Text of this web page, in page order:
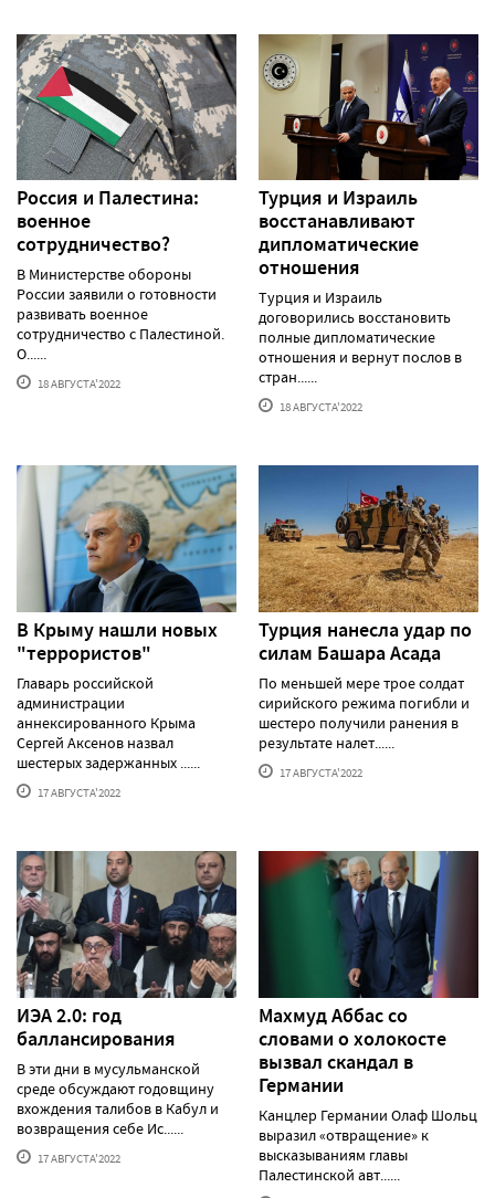
Россия и Палестина:
военное
сотрудничество?
В Министерстве обороны
России заявили о готовности
развивать военное
сотрудничество с Палестиной.
О......
18 АВГУСТА'2022
Турция и Израиль
восстанавливают
дипломатические
отношения
Турция и Израиль
договорились восстановить
полные дипломатические
отношения и вернут послов в
стран......
18 АВГУСТА'2022
В Крыму нашли новых
"террористов"
Главарь российской
администрации
аннексированного Крыма
Сергей Аксенов назвал
шестерых задержанных ......
17 АВГУСТА'2022
Турция нанесла удар по
силам Башара Асада
По меньшей мере трое солдат
сирийского режима погибли и
шестеро получили ранения в
результате налет......
17 АВГУСТА'2022
ИЭА 2.0: год
баллансирования
В эти дни в мусульманской
среде обсуждают годовщину
вхождения талибов в Кабул и
возвращения себе Ис......
17 АВГУСТА'2022
Махмуд Аббас со
словами о холокосте
вызвал скандал в
Германии
Канцлер Германии Олаф Шольц
выразил «отвращение» к
высказываниям главы
Палестинской авт......